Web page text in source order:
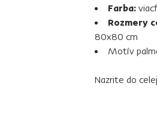
Farba:
Rozmery
80x80 cm
Motív
Nazrite do